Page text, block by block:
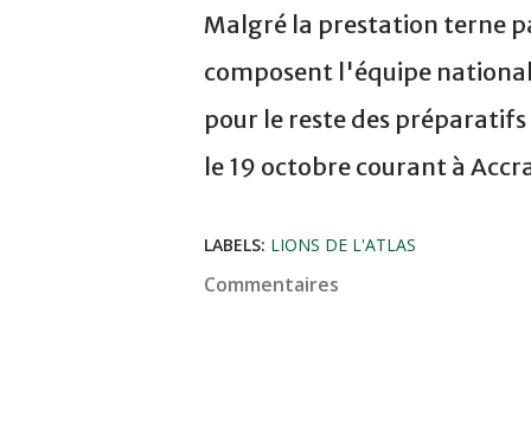
Malgré la prestation terne
composent l'équipe
pour le reste des
le 19 octobre courant à
LABELS: LIONS DE L'ATLAS
Commentaires